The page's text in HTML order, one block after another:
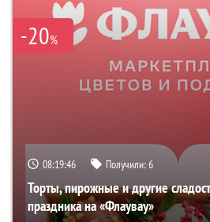
-20%
08:19:45 Получили:6
Торты, пирожные и другие
праздника на «Флаувау»